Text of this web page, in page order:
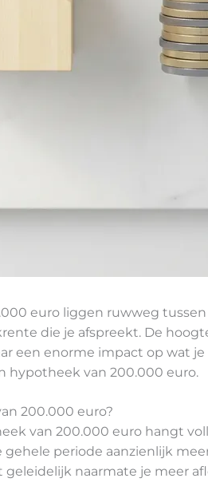
euro liggen ruwweg
die je afspreekt. De
een enorme impact op wat
hypotheek van 200.000 euro.
200.000 euro?
van 200.000 euro hangt
periode aanzienlijk
naarmate je meer